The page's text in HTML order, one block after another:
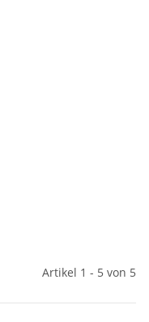
Artikel 1 - 5 von 5